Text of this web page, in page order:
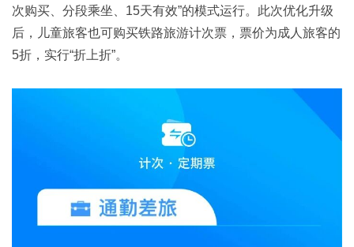
次购买、分段乘坐、15天有效”的模式运行。此次优化升级
后，儿童旅客也可购买铁路旅游计次票，票价为成人旅客的
5折，实行“折上折”。